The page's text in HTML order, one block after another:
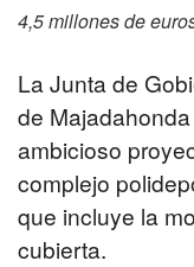
4,5 millones de
La Junta de
de
ambicioso
complejo
que incluye la
cubierta.